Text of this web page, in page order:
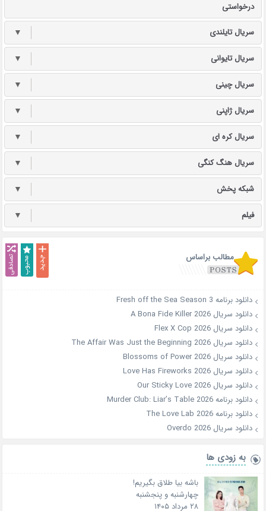
درخواستی
سریال تایلندی ▼
سریال تایوانی ▼
سریال چینی ▼
سریال ژاپنی ▼
سریال کره ای ▼
سریال هنگ کنگی ▼
شبکه پخش ▼
فیلم ▼
مطالب براساس
دانلود برنامه Fresh off the Sea Season 3
دانلود سریال A Bona Fide Killer 2026
دانلود سریال Flex X Cop 2026
دانلود سریال The Affair Was Just the Beginning 2026
دانلود سریال Blossoms of Power 2026
دانلود سریال Love Has Fireworks 2026
دانلود سریال Our Sticky Love 2026
دانلود برنامه Murder Club: Liar’s Table 2026
دانلود برنامه The Love Lab 2026
دانلود سریال Overdo 2026
به زودی ها
باشه بیا طلاق بگیریم!
چهارشنبه و پنجشنبه
۲۸ مرداد ۱۴۰۵